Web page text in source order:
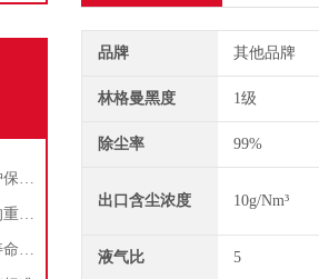
车间除尘吸尘器如何进行维护保养？
锂电池粉尘除尘器更换布袋的重要性与方法
三相大功率吸尘器延长使用寿命的建议
品牌 其他品牌
林格曼黑度 1级
除尘率 99%
出口含尘浓度 10g/Nm³
液气比 5